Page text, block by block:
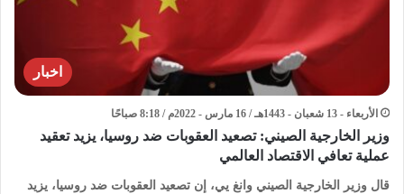
اخبار
الأربعاء - 13 شعبان - 1443هـ / 16 مارس - 2022م / 8:18 صباحًا
وزير الخارجية الصيني: تصعيد العقوبات ضد روسيا، يزيد تعقيد
عملية تعافي الاقتصاد العالمي
قال وزير الخارجية الصيني وانغ يي، إن تصعيد العقوبات ضد روسيا، يزيد